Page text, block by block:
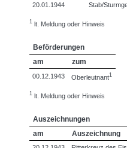
20.01.1944 Stab/
1 lt. Meldung oder Hinweis
Beförderungen
am
zum
00.12.1943 Oberleutnant1
1 lt. Meldung oder Hinweis
Auszeichnungen
am
Auszeichnung